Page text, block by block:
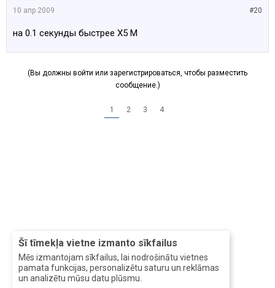
Šī tīmekļa vietne izmanto sīkfailus
Mēs izmantojam sīkfailus, lai nodrošinātu vietnes
pamata funkcijas, personalizētu saturu un reklāmas
un analizētu mūsu datu plūsmu.
#20
10 апр 2009
на 0.1 секунды быстрее X5 M
(Вы должны войти или зарегистрироваться, чтобы разместить
сообщение.)
1 2 3 4